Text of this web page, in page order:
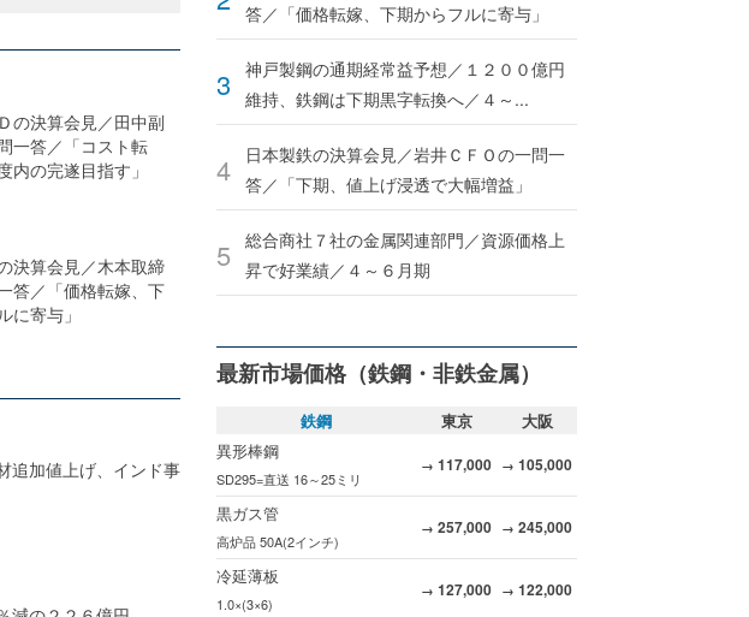
の決算会見／田中副
一答／「コスト転
内の完遂目指す」
決算会見／木本取締
答／「価格転嫁、下
に寄与」
追加値上げ、インド事
答／「価格転嫁、下期からフルに寄与」
神戸製鋼の通期経常益予想／１２００億円
維持、鉄鋼は下期黒字転換へ／４～...
日本製鉄の決算会見／岩井ＣＦＯの一問一
答／「下期、値上げ浸透で大幅増益」
総合商社７社の金属関連部門／資源価格上
昇で好業績／４～６月期
最新市場価格（鉄鋼・非鉄金属）
鉄鋼 東京
大阪
異形棒鋼
SD295=直送 16～25ミリ
→ 117,000 → 105,000
黒ガス管
高炉品 50A(2インチ)
→ 257,000 → 245,000
冷延薄板
1.0×(3×6)
→ 127,000 → 122,000